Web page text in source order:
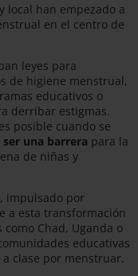
local han empezado a
en el centro de
leyes para
de higiene menstrual,
educativos o
derribar estigmas.
posible cuando se
una barrera para la
de niñas y
impulsado por
a esta transformación
Chad, Uganda o
educativas
clase por menstruar.